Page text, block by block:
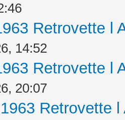
Retrovette l
14:52
Retrovette l
20:07
Retrovette